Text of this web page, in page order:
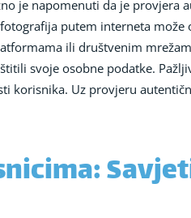
je napomenuti da je provjera
putem interneta može
ili društvenim
svoje osobne podatke.
korisnika. Uz provjeru